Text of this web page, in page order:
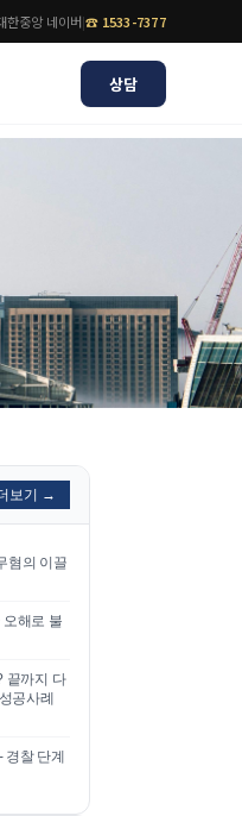
한중앙 네이버|☎ 1533-7377
상담
슈어
보기 →
혐의 이끌
오해로 불
끝까지 다
공사례
찰 단계